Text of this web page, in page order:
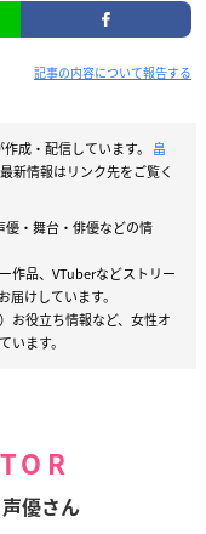
記事の内容について報告する
成・配信しています。 畠
新情報はリンク先をご覧く
・舞台・俳優などの情
作品、VTuberなどストリー
けしています。
お役立ち情報など、女性オ
ます。
優さん